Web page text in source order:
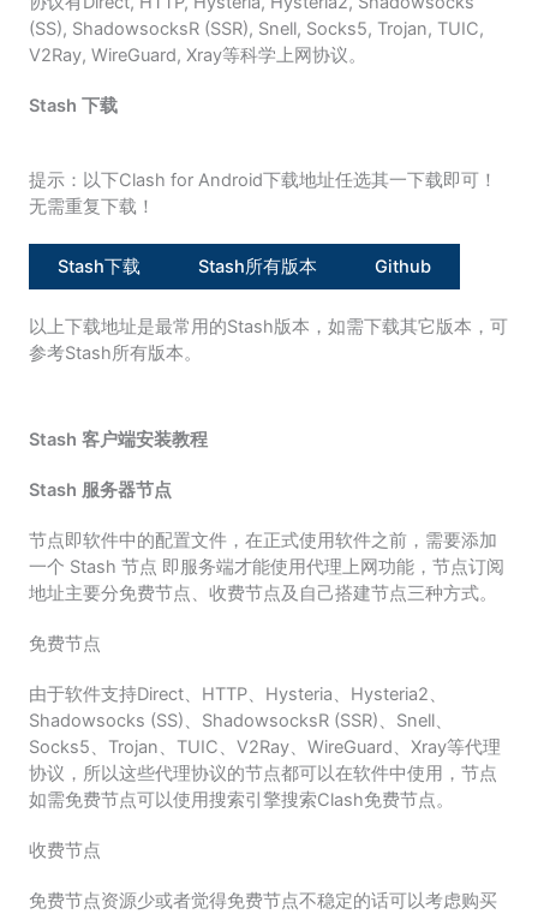
(SS), ShadowsocksR (SSR), Snell, Socks5, Trojan, TUIC,
V2Ray, WireGuard, Xray等科学上网协议。
Stash 下载
提示：以下Clash for Android下载地址任选其一下载即可！
无需重复下载！
Stash下载 Stash所有版本 Github
以上下载地址是最常用的Stash版本，如需下载其它版本，可
参考Stash所有版本。
Stash 客户端安装教程
Stash 服务器节点
节点即软件中的配置文件，在正式使用软件之前，需要添加
一个 Stash 节点 即服务端才能使用代理上网功能，节点订阅
地址主要分免费节点、收费节点及自己搭建节点三种方式。
免费节点
由于软件支持Direct、HTTP、Hysteria、Hysteria2、
Shadowsocks (SS)、ShadowsocksR (SSR)、Snell、
Socks5、Trojan、TUIC、V2Ray、WireGuard、Xray等代理
协议，所以这些代理协议的节点都可以在软件中使用，节点
如需免费节点可以使用搜索引擎搜索Clash免费节点。
收费节点
免费节点资源少或者觉得免费节点不稳定的话可以考虑购买